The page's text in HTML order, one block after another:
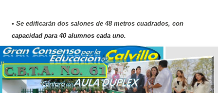
• Se edificarán dos salones de 48 metros cuadrados, con
capacidad para 40 alumnos cada uno.